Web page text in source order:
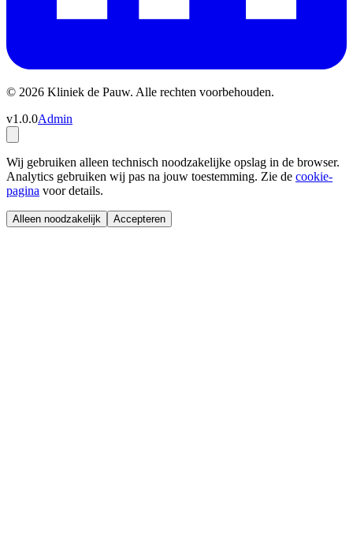
© 2026 Kliniek de Pauw. Alle rechten voorbehouden.
v1.0.0Admin
Wij gebruiken alleen technisch noodzakelijke opslag in de browser.
Analytics gebruiken wij pas na jouw toestemming. Zie de cookie-
pagina voor details.
Alleen noodzakelijk Accepteren